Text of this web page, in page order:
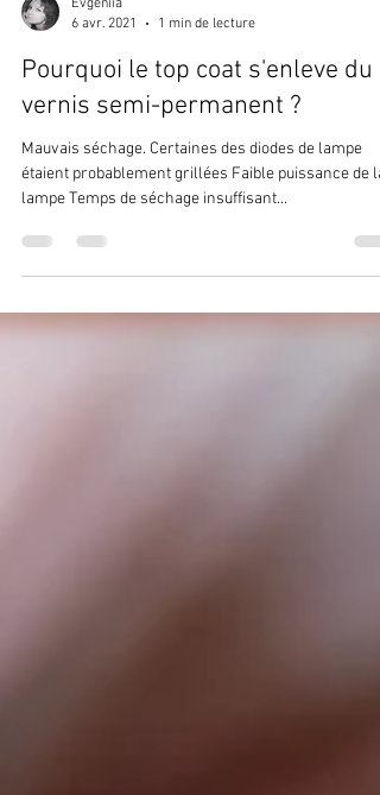
6 avr. 2021
1 min de lecture
Pourquoi le top coat s'enleve du
vernis semi-permanent ?
Mauvais séchage. Certaines des diodes de lampe
lampe Temps de séchage insuffisant...